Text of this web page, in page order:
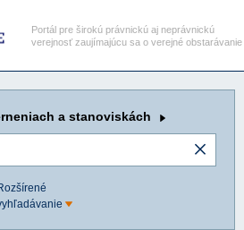
Portál pre širokú právnickú aj neprávnickú
verejnosť zaujímajúcu sa o verejné obstarávanie
a stanoviskách